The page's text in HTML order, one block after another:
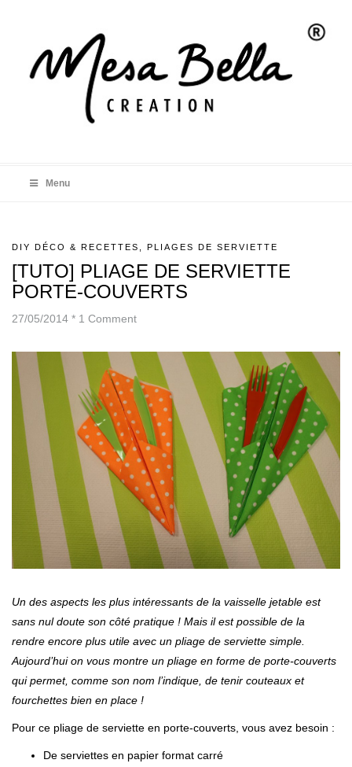
Menu
DIY DÉCO & RECETTES , PLIAGES DE SERVIETTE
[TUTO] PLIAGE DE SERVIETTE
PORTE-COUVERTS
27/05/2014 * 1 Comment
Un des aspects les plus intéressants de la vaisselle jetable est
sans nul doute son côté pratique ! Mais il est possible de la
rendre encore plus utile avec un pliage de serviette simple.
Aujourd’hui on vous montre un pliage en forme de porte-couverts
qui permet, comme son nom l’indique, de tenir couteaux et
fourchettes bien en place !
Pour ce pliage de serviette en porte-couverts, vous avez besoin :
De serviettes en papier format carré